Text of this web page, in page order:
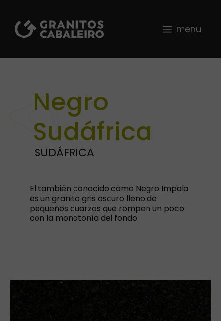
contenido
menu
Negro
Sudáfrica
SUDÁFRICA
El también conocido como Negro Impala
es un granito gris oscuro lleno de
pequeños cuarzos que rompen un poco
con la monotonía del fondo.